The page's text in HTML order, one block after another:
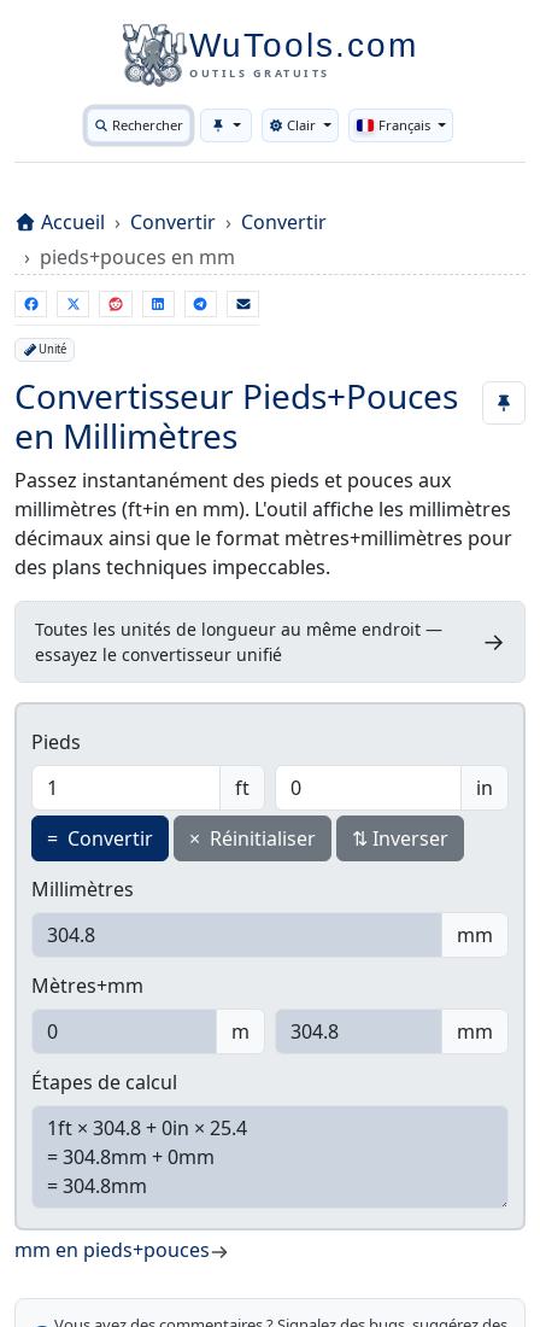
WuTools.com
OUTILS GRATUITS
Rechercher Toggle theme
Clair Français
Accueil Convertir
Convertir
pieds+pouces en mm
Unité
Convertisseur Pieds+Pouces
en Millimètres
Passez instantanément des pieds et pouces aux
millimètres (ft+in en mm). L'outil affiche les millimètres
décimaux ainsi que le format mètres+millimètres pour
des plans techniques impeccables.
Toutes les unités de longueur au même endroit —
essayez le convertisseur unifié
→
Pieds
ft
in
= Convertir × Réinitialiser ⇅ Inverser
Millimètres
mm
Mètres+mm
m
mm
Étapes de calcul
mm en pieds+pouces